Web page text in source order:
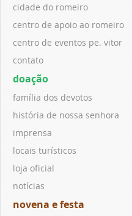
cidade do romeiro
centro de apoio ao romeiro
centro de eventos pe. vitor
contato
doação
família dos devotos
história de nossa senhora
imprensa
locais turísticos
loja oficial
notícias
novena e festa